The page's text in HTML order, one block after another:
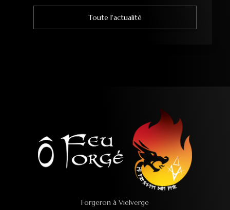
Toute l'actualité
Forgeron à Vielverge